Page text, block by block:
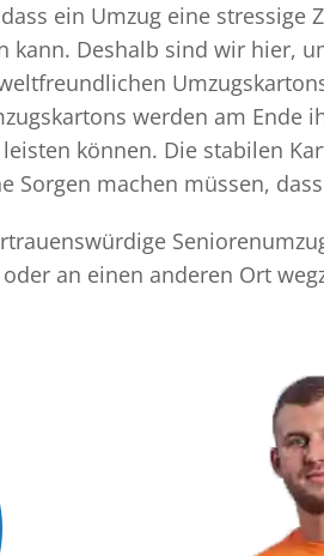
ein Umzug eine
kann. Deshalb sind wir hier,
werden am Ende
können. Die stabilen
Sorgen machen müssen,
an einen anderen Ort